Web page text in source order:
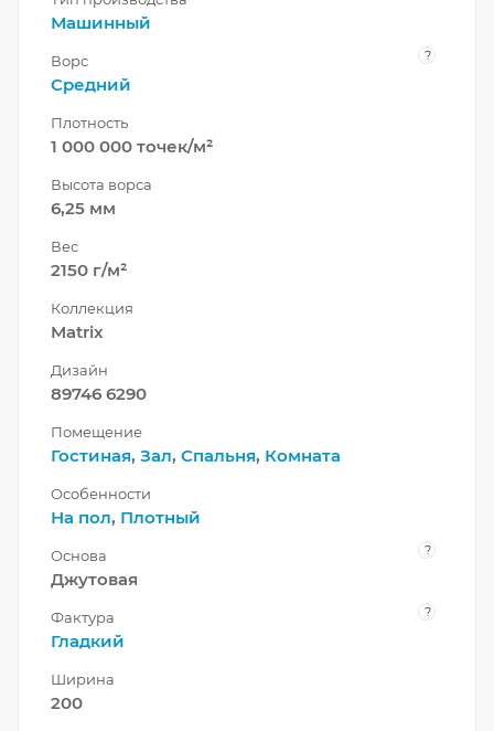
Машинный
Ворс ?
Средний
Плотность
1 000 000 точек/м²
Высота ворса
6,25 мм
Вес
2150 г/м²
Коллекция
Matrix
Дизайн
89746 6290
Помещение
Гостиная, Зал, Спальня, Комната
Особенности
На пол, Плотный
Основа ?
Джутовая
Фактура ?
Гладкий
Ширина
200